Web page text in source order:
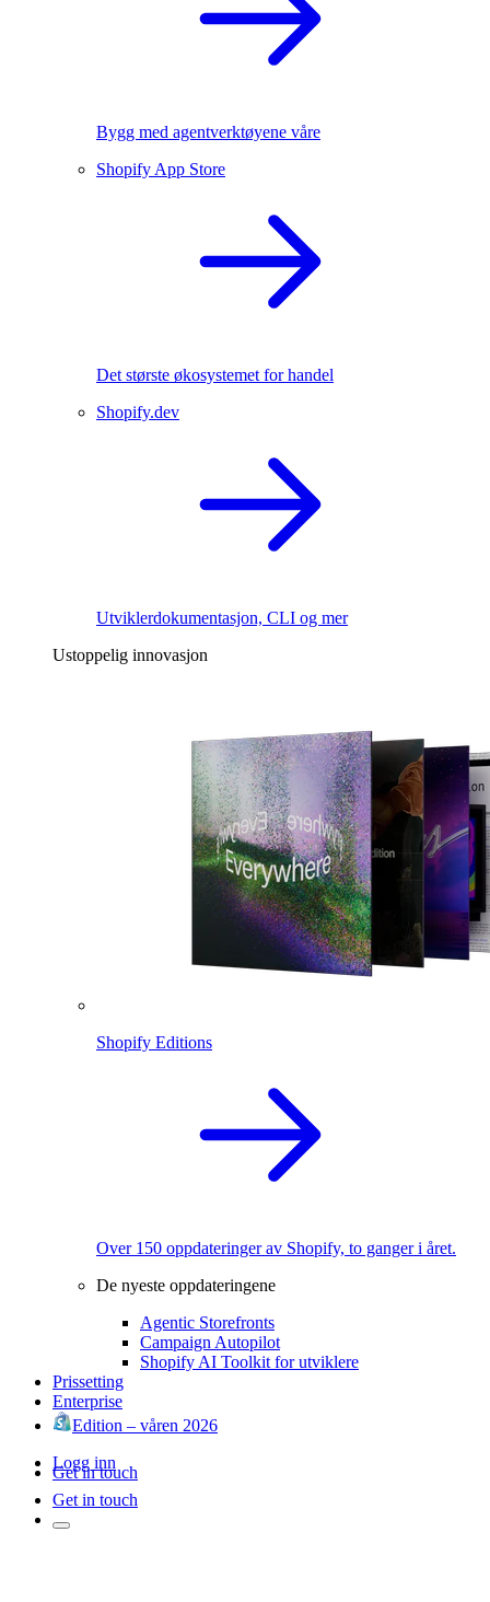
Bygg med agentverktøyene våre
Shopify App Store
Det største økosystemet for handel
Shopify.dev
Utviklerdokumentasjon, CLI og mer
Ustoppelig innovasjon
Shopify Editions
Over 150 oppdateringer av Shopify, to ganger i året.
De nyeste oppdateringene
Agentic Storefronts
Campaign Autopilot
Shopify AI Toolkit for utviklere
Prissetting
Enterprise
Edition – våren 2026
Logg inn
Get in touch
Get in touch